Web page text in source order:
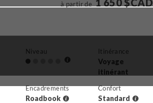
à partir de
Niveau Itinérance
Voyage
itinérant
Encadrements
Roadbook
Confort
Standard